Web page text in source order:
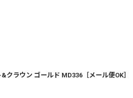
クラウン ゴールド MD336［メール便OK］